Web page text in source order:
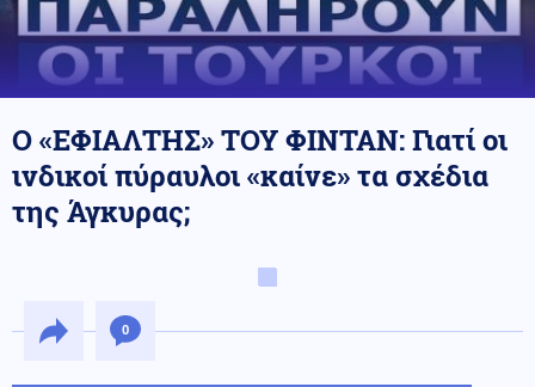
Ο «ΕΦΙΑΛΤΗΣ» ΤΟΥ ΦΙΝΤΑΝ: Γιατί οι
ινδικοί πύραυλοι «καίνε» τα σχέδια
της Άγκυρας;
0